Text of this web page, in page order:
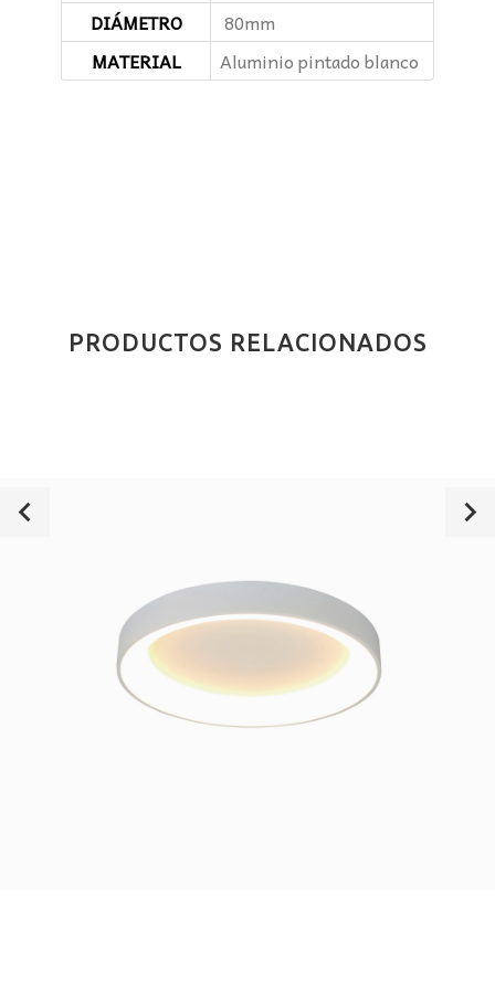
DIÁMETRO
80mm
MATERIAL
Aluminio pintado blanco
PRODUCTOS RELACIONADOS